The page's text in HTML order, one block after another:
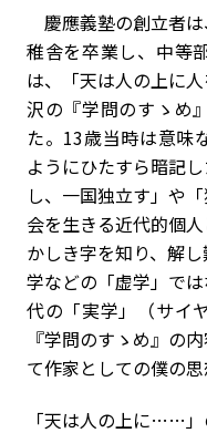
慶應義塾の創立者
稚舎を卒業し、中等
は、「天は人の上に
沢の『学問のすゝめ
た。13歳当時は意味
ようにひたすら暗記
し、一国独立す」や
会を生きる近代的個
かしき字を知り、解
学などの「虚学」で
代の「実学」（サイ
『学問のすゝめ』の
て作家としての僕の
「天は人の上に……